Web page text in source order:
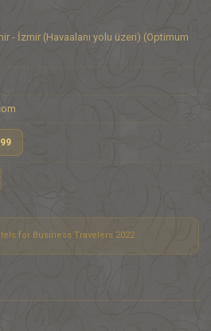
- İzmir (Havaalanı yolu üzeri) (Optimum
for Business Travelers 2022